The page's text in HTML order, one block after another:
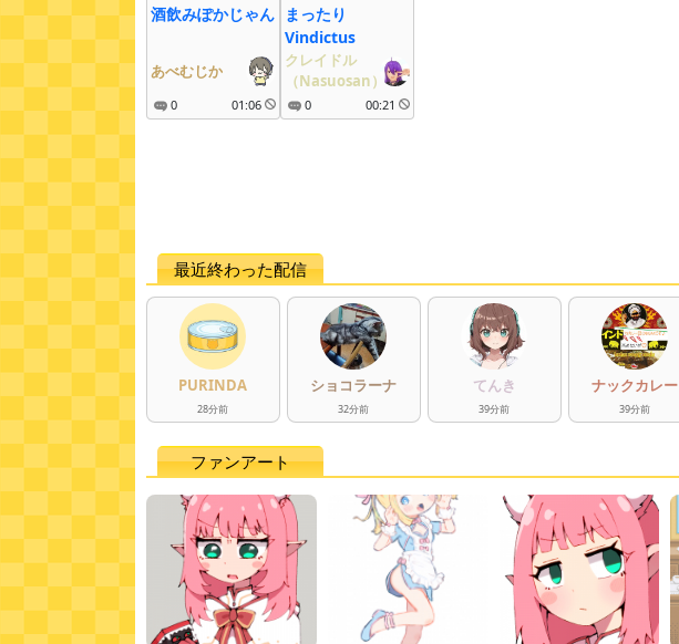
酒飲みぽかじゃん
あべむじか
0 01:06
まったり
Vindictus
クレイドル
（Nasuosan）
0 00:21
最近終わった配信
PURINDA
28分前
ショコラーナ
32分前
てんき
39分前
ナックカレー
39分前
ファンアート